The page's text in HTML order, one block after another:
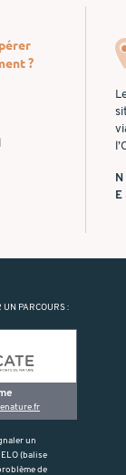
?
E
UN PARCOURS :
un
(balise
de